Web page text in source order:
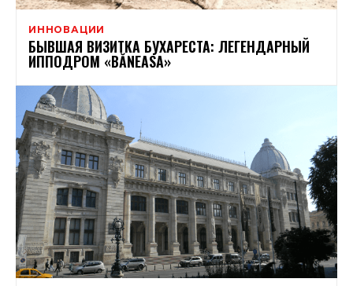
ИННОВАЦИИ
БЫВШАЯ ВИЗИТКА БУХАРЕСТА: ЛЕГЕНДАРНЫЙ
ИППОДРОМ «BĂNEASA»